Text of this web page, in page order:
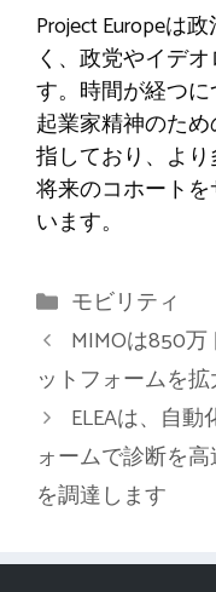
Project Europeは
く、政党やイデ
す。時間が経つ
起業家精神のた
指しており、よ
将来のコホート
います。
カ
テ
ゴ
リ
ー
モビリティ
MIMOは850
ットフォームを
ELEAは、自
ォームで診断を
を調達します